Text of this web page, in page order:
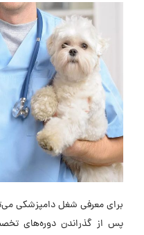
برای معرفی شغل دامپزشکی
پس از گذراندن دوره‌های